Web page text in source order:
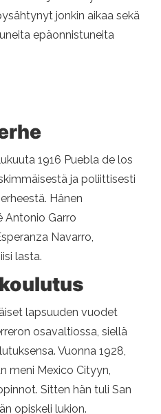
jonkin aikaa sekä
epäonnistuneita
1916 Puebla de los
ja poliittisesti
Hänen
Antonio Garro
Navarro,
lasta.
lapsuuden vuodet
osavaltiossa, siellä
Vuonna 1928,
meni Mexico Cityyn,
Sitten hän tuli San
opiskeli lukion.